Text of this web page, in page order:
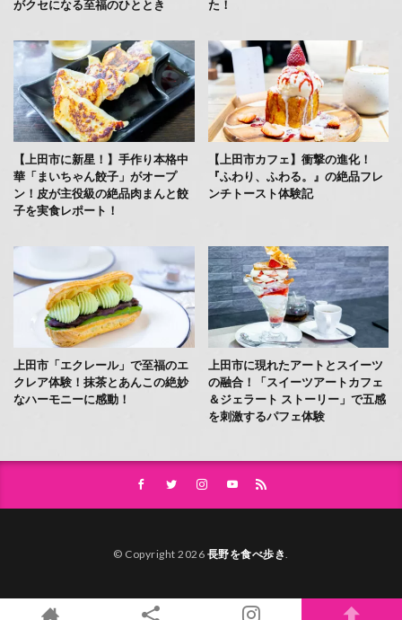
がクセになる至福のひととき
た！
【上田市に新星！】手作り本格中
華「まいちゃん餃子」がオープ
ン！皮が主役級の絶品肉まんと餃
子を実食レポート！
【上田市カフェ】衝撃の進化！
『ふわり、ふわる。』の絶品フレ
ンチトースト体験記
上田市「エクレール」で至福のエ
クレア体験！抹茶とあんこの絶妙
なハーモニーに感動！
上田市に現れたアートとスイーツ
の融合！「スイーツアートカフェ
＆ジェラート ストーリー」で五感
を刺激するパフェ体験
© Copyright 2026 長野を食べ歩き.